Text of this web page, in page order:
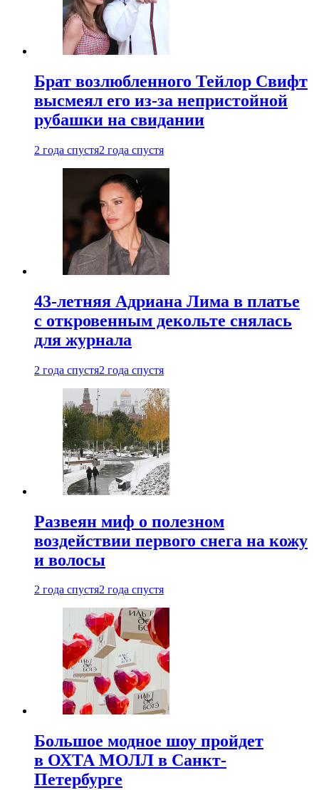
Брат возлюбленного Тейлор Свифт
высмеял его из-за непристойной
рубашки на свидании
2 года спустя2 года спустя
43-летняя Адриана Лима в платье
с откровенным декольте снялась
для журнала
2 года спустя2 года спустя
Развеян миф о полезном
воздействии первого снега на кожу
и волосы
2 года спустя2 года спустя
Большое модное шоу пройдет
в ОХТА МОЛЛ в Санкт-
Петербурге